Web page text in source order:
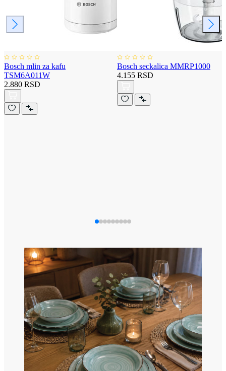
Bosch mlin za kafu
TSM6A011W
2.880 RSD
Bosch seckalica MMRP1000
4.155 RSD